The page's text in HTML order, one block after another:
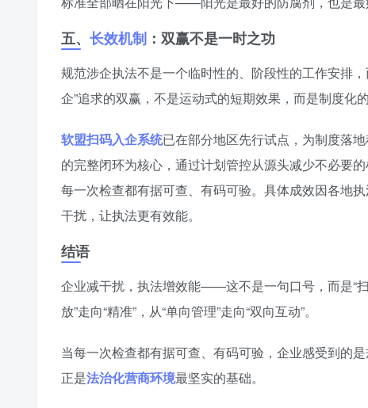
五、 长效机制 ：双赢不是一时之功
规范涉企执法不是一个临时性的、阶段性的工作安排
企”追求的双赢，不是运动式的短期效果，而是制度化的
软盟扫码入企系统已在部分地区先行试点，为制度落
的完整闭环为核心，通过计划管控从源头减少不必要
每一次检查都有据可查、有码可验。具体成效因各地
干扰，让执法更有效能。
结语
企业减干扰，执法增效能——这不是一句口号，而是“扫
放”走向“精准”，从“单向管理”走向“双向互动”。
当每一次检查都有据可查、有码可验，企业感受到的
正是法治化营商环境最坚实的基础。